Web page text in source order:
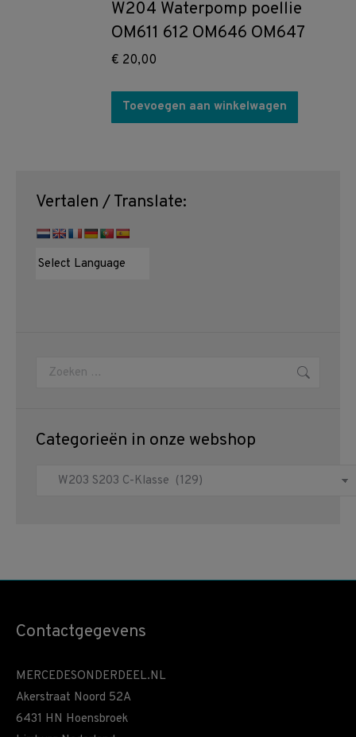
W204 Waterpomp poellie
OM611 612 OM646 OM647
€ 20,00
Toevoegen aan winkelwagen
Vertalen / Translate:
Zoeken:
Categorieën in onze webshop
Contactgegevens
MERCEDESONDERDEEL.NL
Akerstraat Noord 52A
6431 HN Hoensbroek